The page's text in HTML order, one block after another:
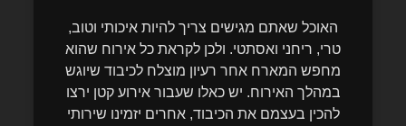
האוכל שאתם מגישים צריך להיות איכותי וטוב,
טרי, ריחני ואסתטי. ולכן לקראת כל אירוח שהוא
מחפש המארח אחר רעיון מוצלח לכיבוד שיוגש
במהלך האירוח. יש כאלו שעבור אירוע קטן ירצו
להכין בעצמם את הכיבוד, אחרים יזמינו שירותי